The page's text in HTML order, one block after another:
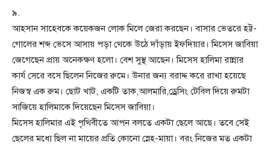
৯.
আহসান সাহেবকে কয়েকজন লোক মিলে জেরা করছেন। বাসার ভেতরে হট্ট-
গোলের শব্দ ভেসে আসায় পড়া থেকে উঠে দাঁড়ায় ইফদিয়ার। মিসেস জাবিয়া
জেগেছেন প্রায় অনেকক্ষণ হলো। বেশ সুস্থ আছেন। মিসেস হালিমা রান্নার
কার্য সেরে বসে ছিলেন নিজের রুমে। উনার জন্য বরাদ্দ করে রাখা হয়েছে
নিজস্ব এক রুম। ছোট খাট, একটি তাক,আলমারি,ড্রেসিং টেবিল দিয়ে রুমটা
সাজিয়ে হালিমাকে দিয়েছেন মিসেস জাবিয়া।
মিসেস হালিমার এই পৃথিবীতে আপন বলতে একটা ছেলে আছে। তবে সেই
ছেলের মধ্যে ছিল না মায়ের প্রতি কোনো স্নেহ-মায়া। বরং নিজের মত একটা